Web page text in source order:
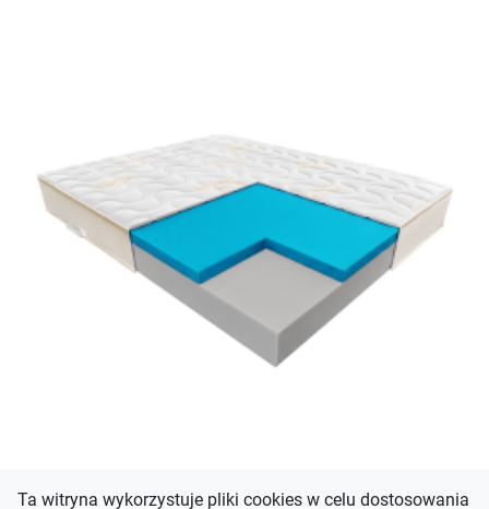
Ta witryna wykorzystuje pliki cookies w celu dostosowania